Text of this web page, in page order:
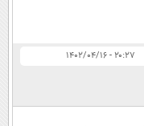
۲۰:۲۷ - ۱۴۰۲/۰۴/۱۶